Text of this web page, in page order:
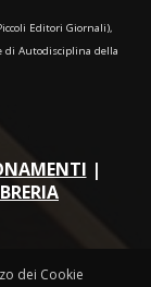
Editori Giornali),
di Autodisciplina della
|
dei Cookie